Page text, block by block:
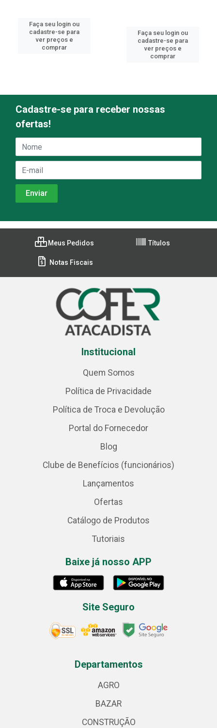
Faça seu login ou
cadastre-se para
ver preços e
comprar
Faça seu login ou
cadastre-se para
ver preços e
comprar
Cadastre-se para receber nossas
ofertas!
Meus Pedidos Títulos
Notas Fiscais
Institucional
Quem Somos
Política de Privacidade
Política de Troca e Devolução
Portal do Fornecedor
Blog
Clube de Benefícios (funcionários)
Lançamentos
Ofertas
Catálogo de Produtos
Tutoriais
Baixe já nosso APP
Site Seguro
Departamentos
AGRO
BAZAR
CONSTRUÇÃO